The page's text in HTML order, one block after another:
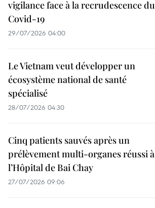
vigilance face à la recrudescence du
Covid-19
29/07/2026 04:00
Le Vietnam veut développer un
écosystème national de santé
spécialisé
28/07/2026 04:30
Cinq patients sauvés après un
prélèvement multi-organes réussi à
l’Hôpital de Bai Chay
27/07/2026 09:06